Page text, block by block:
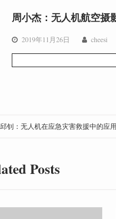
周小杰：无人机航空摄
2019年11月26日 cheesi
邱钊：无人机在应急灾害救援中的应用
Posts